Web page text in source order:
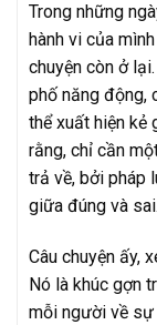
Trong những
hành vi của
chuyện còn ở
phố năng động,
thể xuất hiện kẻ
rằng, chỉ cần
trả về, bởi pháp
giữa đúng và sai.
Câu chuyện ấy,
Nó là khúc gợn
mỗi người về sự